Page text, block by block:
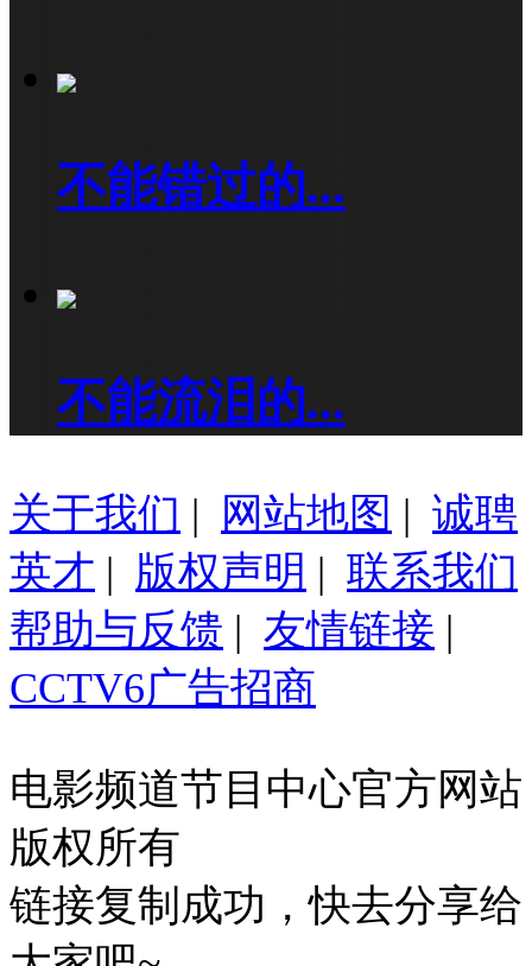
不能错过的...
不能流泪的...
关于我们 | 网站地图 | 诚聘
英才 | 版权声明 | 联系我们
帮助与反馈 | 友情链接 |
CCTV6广告招商
电影频道节目中心官方网站
版权所有
链接复制成功，快去分享给